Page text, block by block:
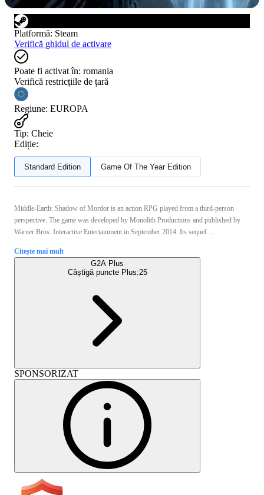
Platformă: Steam
Verifică ghidul de activare
Poate fi activat în: romania
Verifică restricțiile de țară
Regiune: EUROPA
Tip: Cheie
Ediție:
Standard Edition Game Of The Year Edition
Middle-Earth: Shadow of Mordor is an action RPG played from a third-person
perspective. The game was developed by Monolith Productions and published by
Warner Bros. Interactive Entertainment in September 2014. Its sequel ...
Citește mai mult
G2A Plus
Câștigă puncte Plus:25
SPONSORIZAT